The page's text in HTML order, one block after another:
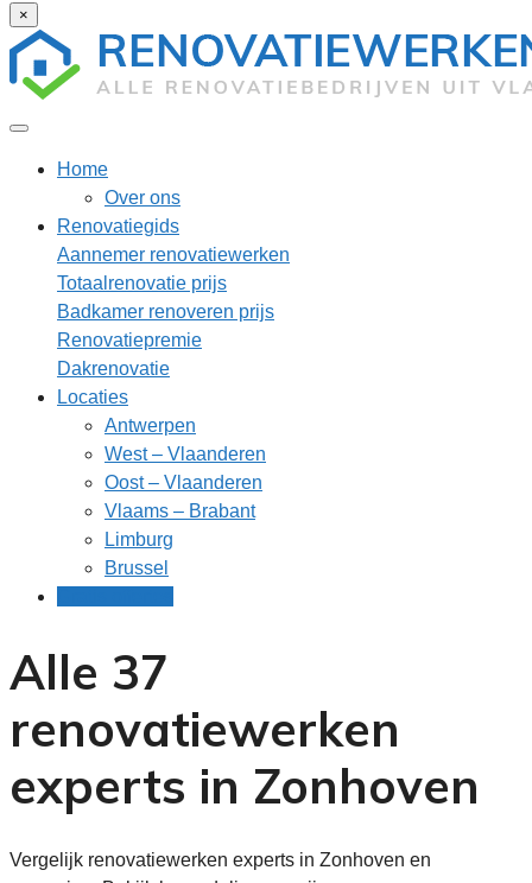
×
Home
Over ons
Renovatiegids
Aannemer renovatiewerken
Totaalrenovatie prijs
Badkamer renoveren prijs
Renovatiepremie
Dakrenovatie
Locaties
Antwerpen
West – Vlaanderen
Oost – Vlaanderen
Vlaams – Brabant
Limburg
Brussel
Alle 37
renovatiewerken
experts in Zonhoven
Vergelijk renovatiewerken experts in Zonhoven en